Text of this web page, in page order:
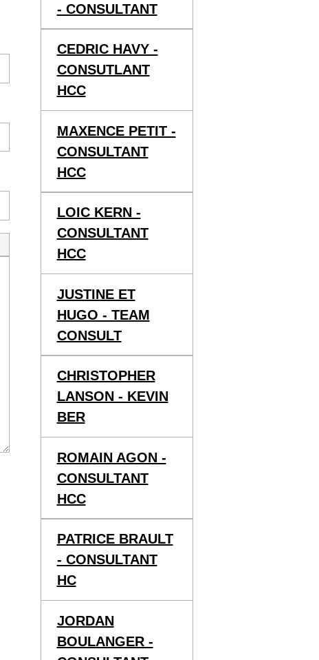
- CONSULTANT
CEDRIC HAVY -
CONSUTLANT
HCC
MAXENCE PETIT -
CONSULTANT
HCC
LOIC KERN -
CONSULTANT
HCC
JUSTINE ET
HUGO - TEAM
CONSULT
CHRISTOPHER
LANSON - KEVIN
BER
ROMAIN AGON -
CONSULTANT
HCC
PATRICE BRAULT
- CONSULTANT
HC
JORDAN
BOULANGER -